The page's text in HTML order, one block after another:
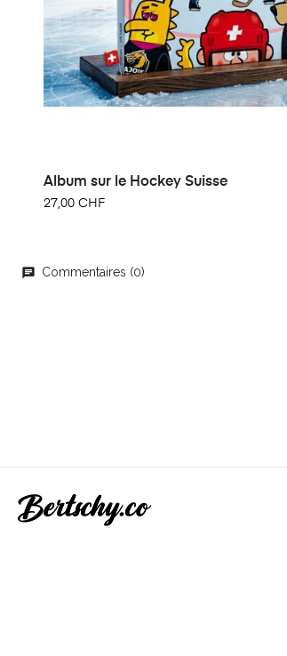
Album sur le Hockey Suisse
27,00 CHF
chat Commentaires (0)